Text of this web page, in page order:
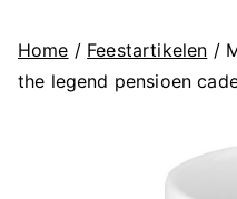
Home / Feestartikelen /
the legend pensioen